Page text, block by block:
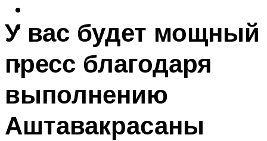
ФИТНЕС
МЕНЮ
У вас будет мощный
пресс благодаря
выполнению
Аштавакрасаны